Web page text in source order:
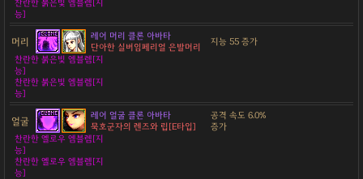
찬란한 붉은빛 엠블렘[지
능]
머리
레어 머리 클론 아바타
단아한 실버임페리얼 은발머리
지능 55 증가
찬란한 붉은빛 엠블렘[지
능]
찬란한 붉은빛 엠블렘[지
능]
얼굴
레어 얼굴 클론 아바타
묵호군자의 렌즈와 립[E타입]
공격 속도 6.0%
증가
찬란한 옐로우 엠블렘[지
능]
찬란한 옐로우 엠블렘[지
능]